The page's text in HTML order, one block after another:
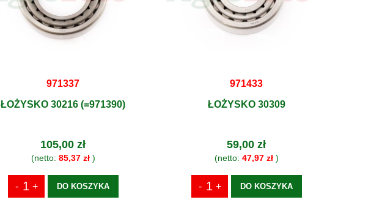
971337
ŁOŻYSKO 30216 (=971390)
105,00 zł
(netto: 85,37 zł)
DO KOSZYKA
971433
ŁOŻYSKO 30309
59,00 zł
(netto: 47,97 zł)
DO KOSZYKA